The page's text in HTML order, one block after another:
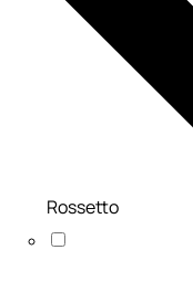
Rossetto